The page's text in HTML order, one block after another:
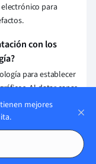
para
con los
para establecer
Al datar capas
relativa de los
permite
mejor el desarrollo
mejores